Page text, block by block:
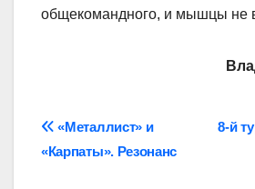
общекомандного, и мышцы не
Навігація
записів
8-й
«Металлист» и
«Карпаты». Резонанс